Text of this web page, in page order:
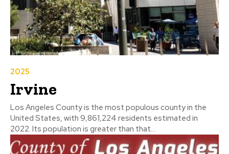
2025
Irvine
Los Angeles County is the most populous county in the
United States, with 9,861,224 residents estimated in
2022. Its population is greater than that...